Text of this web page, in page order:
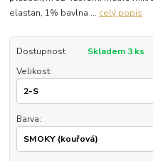
elastan, 1% bavlna ... celý popis
Dostupnost
Skladem 3 ks
Velikost:
Barva: